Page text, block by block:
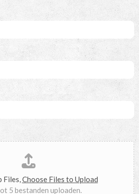
Files,Choose Files to Upload
5 bestanden uploaden.